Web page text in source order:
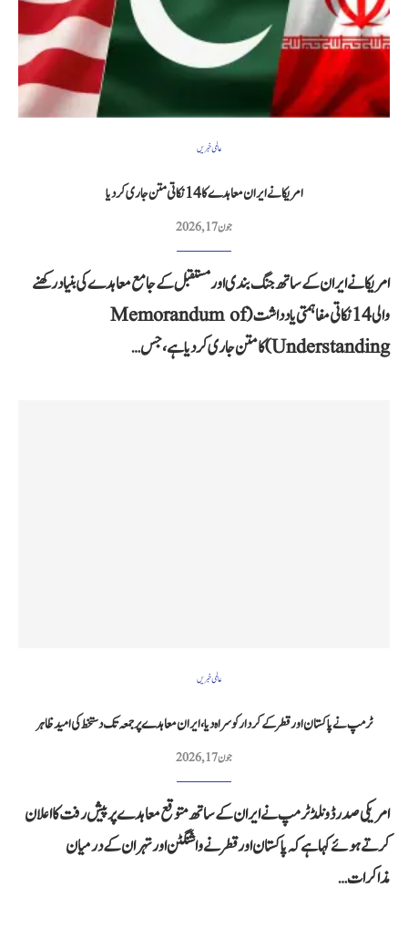
عالمی خبریں
امریکا نے ایران معاہدے کا 14 نکاتی متن جاری کر دیا
جون 17, 2026
امریکا نے ایران کے ساتھ جنگ بندی اور مستقبل کے جامع معاہدے کی بنیاد رکھنے
والی 14 نکاتی مفاہمتی یادداشت (Memorandum of
Understanding) کا متن جاری کر دیا ہے، جس…
عالمی خبریں
ٹرمپ نے پاکستان اور قطر کے کردار کو سراہ دیا، ایران معاہدے پر جمعہ تک دستخط کی امید ظاہر
جون 17, 2026
امریکی صدر ڈونلڈ ٹرمپ نے ایران کے ساتھ متوقع معاہدے پر پیش رفت کا اعلان
کرتے ہوئے کہا ہے کہ پاکستان اور قطر نے واشنگٹن اور تہران کے درمیان
مذاکرات…